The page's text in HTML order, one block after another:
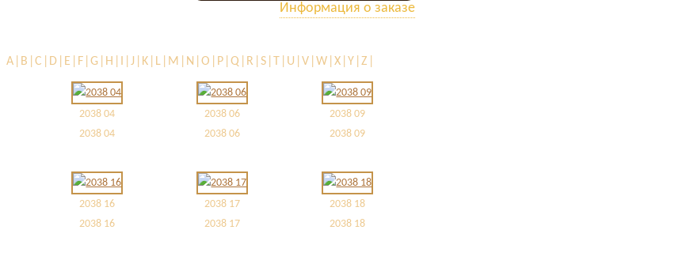
Информация о заказе
A|B|C|D|E|F|G|H|I|J|K|L|M|N|O|P|Q|R|S|T|U|V|W|X|Y|Z|
2038 04
2038 04
2038 06
2038 06
2038 09
2038 09
2038 16
2038 16
2038 17
2038 17
2038 18
2038 18